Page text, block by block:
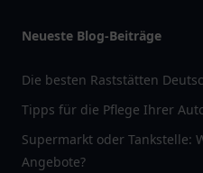
Neueste Blog-Beiträge
Die besten Raststätten
Tipps für die Pflege Ihrer
Supermarkt oder Tankstelle:
Angebote?